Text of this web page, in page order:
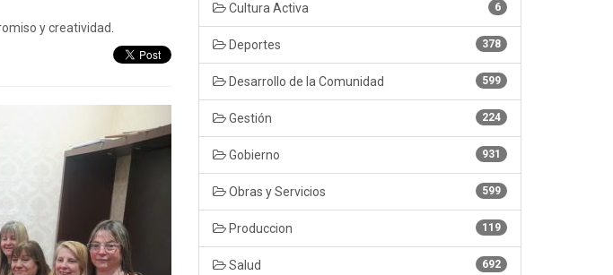
y creatividad.
6
Cultura Activa
378
Deportes
599
Desarrollo de la Comunidad
224
Gestión
931
Gobierno
599
Obras y Servicios
119
Produccion
692
Salud